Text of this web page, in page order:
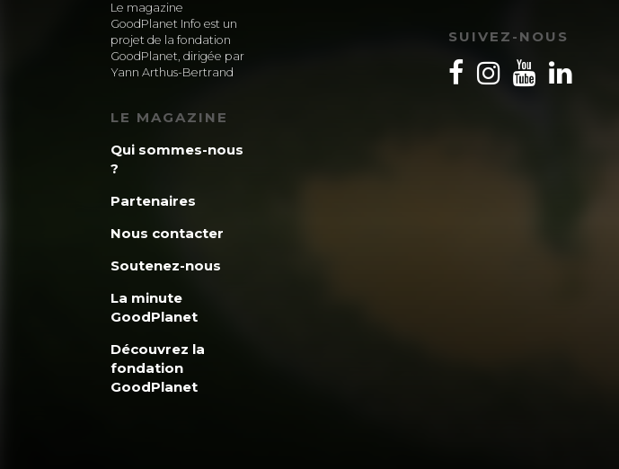
Le magazine
GoodPlanet Info est un
projet de la fondation
GoodPlanet, dirigée par
Yann Arthus-Bertrand
LE MAGAZINE
Qui sommes-nous
?
Partenaires
Nous contacter
Soutenez-nous
La minute
GoodPlanet
Découvrez la
fondation
GoodPlanet
SUIVEZ-NOUS